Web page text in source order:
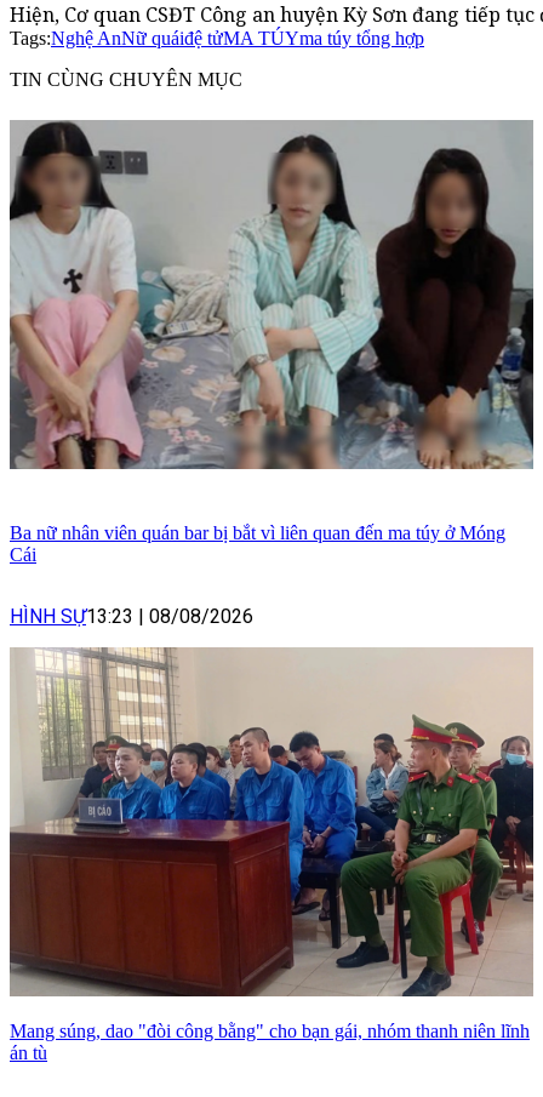
Hiện, Cơ quan CSĐT Công an huyện Kỳ Sơn đang tiếp
Tags:Nghệ AnNữ quáiđệ tửMA TÚYma túy tổng hợp
TIN CÙNG CHUYÊN MỤC
Ba nữ nhân viên quán bar bị bắt vì liên quan đến ma túy ở Móng
Cái
HÌNH SỰ13:23 08/08/2026
Mang súng, dao "đòi công bằng" cho bạn gái, nhóm thanh niên lĩnh
án tù